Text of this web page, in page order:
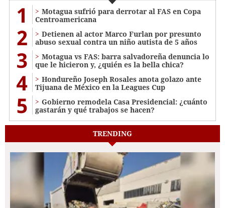
1
Motagua sufrió para derrotar al FAS en Copa
Centroamericana
2
Detienen al actor Marco Furlan por presunto
abuso sexual contra un niño autista de 5 años
3
Motagua vs FAS: barra salvadoreña denuncia lo
que le hicieron y, ¿quién es la bella chica?
4
Hondureño Joseph Rosales anota golazo ante
Tijuana de México en la Leagues Cup
5
Gobierno remodela Casa Presidencial: ¿cuánto
gastarán y qué trabajos se hacen?
TRENDING